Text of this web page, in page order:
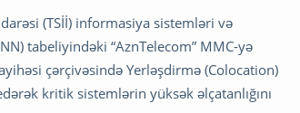
(TSİİ) informasiya sistemləri və
tabeliyindəki “AznTelecom” MMC-yə
çərçivəsində Yerləşdirmə (Colocation)
kritik sistemlərin yüksək əlçatanlığını